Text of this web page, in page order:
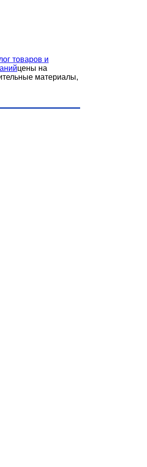
товаров и
цены на
материалы,